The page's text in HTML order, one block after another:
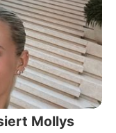
Mollys